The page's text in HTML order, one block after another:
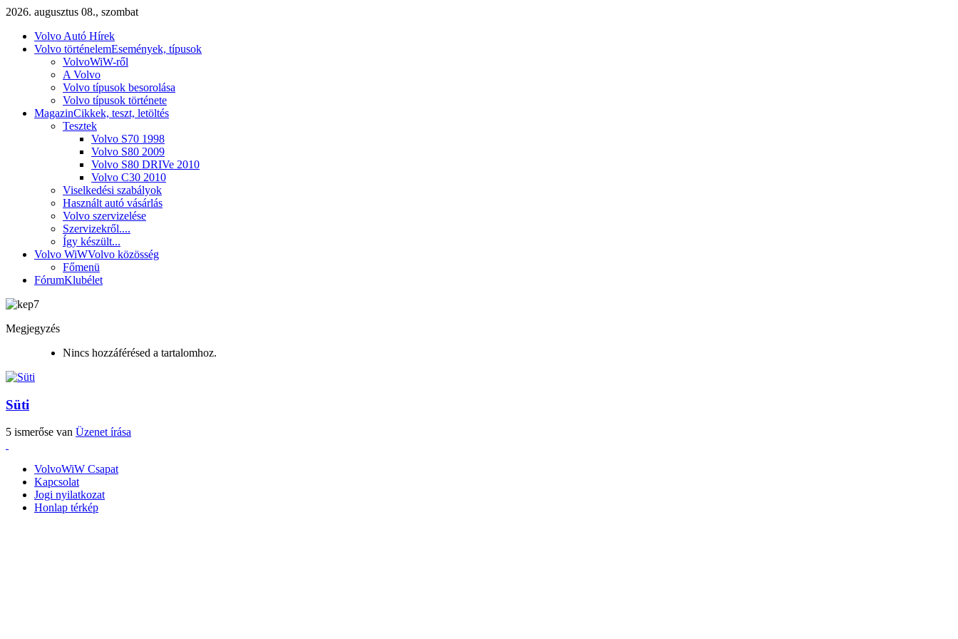
2026. augusztus 08., szombat
Volvo Autó Hírek
Volvo történelemEsemények, típusok
VolvoWiW-ről
A Volvo
Volvo típusok besorolása
Volvo típusok története
MagazinCikkek, teszt, letöltés
Tesztek
Volvo S70 1998
Volvo S80 2009
Volvo S80 DRIVe 2010
Volvo C30 2010
Viselkedési szabályok
Használt autó vásárlás
Volvo szervizelése
Szervizekről....
Így készült...
Volvo WiWVolvo közösség
Főmenü
FórumKlubélet
Megjegyzés
Nincs hozzáférésed a tartalomhoz.
Süti
5 ismerőse van Üzenet írása
VolvoWiW Csapat
Kapcsolat
Jogi nyilatkozat
Honlap térkép